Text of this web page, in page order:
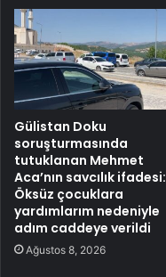
Gülistan Doku
soruşturmasında
tutuklanan Mehmet
Aca’nın savcılık ifadesi:
Öksüz çocuklara
yardımlarım nedeniyle
adım caddeye verildi
Ağustos 8, 2026